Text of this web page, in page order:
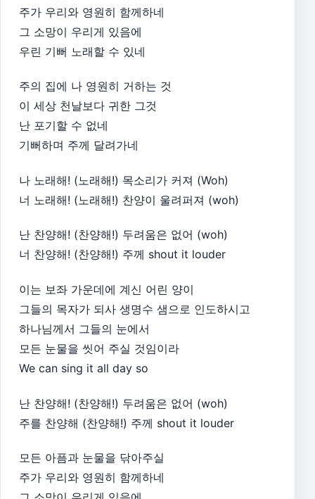
주가 우리와 영원히 함께하네
그 소망이 우리게 있음에
우린 기뻐 노래할 수 있네
주의 집에 나 영원히 거하는 것
이 세상 천날보다 귀한 그것
난 포기할 수 없네
기뻐하며 주께 달려가네
나 노래해! (노래해!) 목소리가 커져 (Woh)
너 노래해! (노래해!) 찬양이 울려퍼져 (woh)
난 찬양해! (찬양해!) 두려움은 없어 (woh)
너 찬양해! (찬양해!) 주께 shout it louder
이는 보좌 가운데에 계신 어린 양이
그들의 목자가 되사 생명수 샘으로 인도하시고
하나님께서 그들의 눈에서
모든 눈물을 씻어 주실 것임이라
We can sing it all day so
난 찬양해! (찬양해!) 두려움은 없어 (woh)
주를 찬양해 (찬양해!) 주께 shout it louder
모든 아픔과 눈물을 닦아주실
주가 우리와 영원히 함께하네